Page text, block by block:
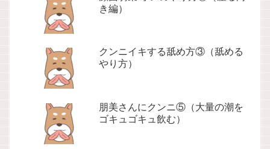
き編）
クンニイキする舐め方③（舐める
やり方）
朋美さんにクンニ⑤（大量の潮を
ゴキュゴキュ飲む）